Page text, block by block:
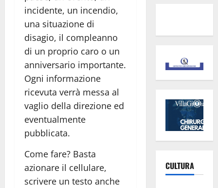
incidente, un incendio,
una situazione di
disagio, il compleanno
di un proprio caro o un
anniversario importante.
Ogni informazione
ricevuta verrà messa al
vaglio della direzione ed
eventualmente
pubblicata.
Come fare? Basta
azionare il cellulare,
scrivere un testo anche
CULTURA